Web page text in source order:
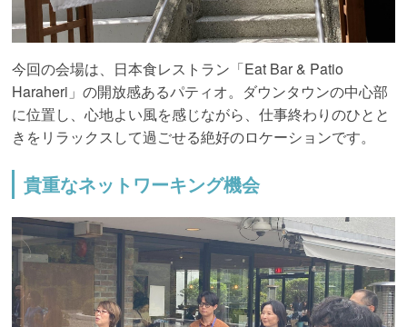
今回の会場は、日本食レストラン「Eat Bar & Patio
Haraheri」の開放感あるパティオ。ダウンタウンの中心部
に位置し、心地よい風を感じながら、仕事終わりのひとと
きをリラックスして過ごせる絶好のロケーションです。
貴重なネットワーキング機会